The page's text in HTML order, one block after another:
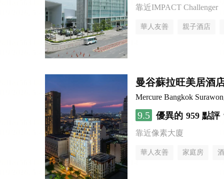
靠近IMPACT Challenger
華人友善 親子酒店
曼谷蘇拉旺美居酒
Mercure Bangkok
9.5 優異的 959 點評
靠近像素大廈
華人友善 家庭房